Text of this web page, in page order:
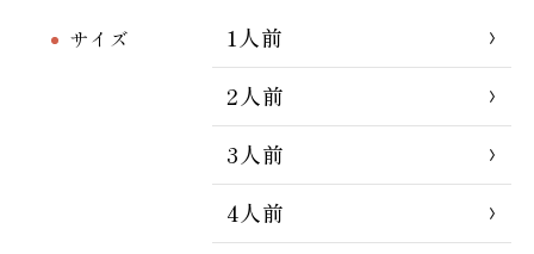
サイズ
1人前
2人前
3人前
4人前